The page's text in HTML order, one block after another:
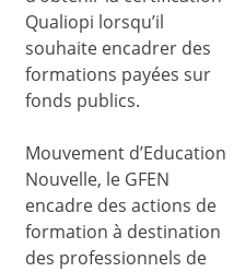
Qualiopi lorsqu’il
souhaite encadrer des
formations payées sur
fonds publics.
Mouvement d’Education
Nouvelle, le GFEN
encadre des actions de
formation à destination
des professionnels de